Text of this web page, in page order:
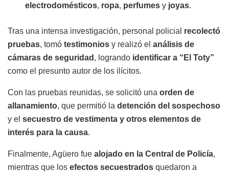
electrodomésticos, ropa, perfumes y joyas.
Tras una intensa investigación, personal policial recolectó
pruebas, tomó testimonios y realizó el análisis de
cámaras de seguridad , logrando identificar a “El Toty”
como el presunto autor de los ilícitos.
Con las pruebas reunidas, se solicitó una orden de
allanamiento, que permitió la detención del sospechoso
y el secuestro de vestimenta y otros elementos de
interés para la causa.
Finalmente, Agüero fue alojado en la Central de Policía,
mientras que los efectos secuestrados quedaron a